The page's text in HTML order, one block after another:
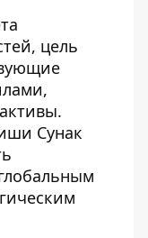
цель
Сунак